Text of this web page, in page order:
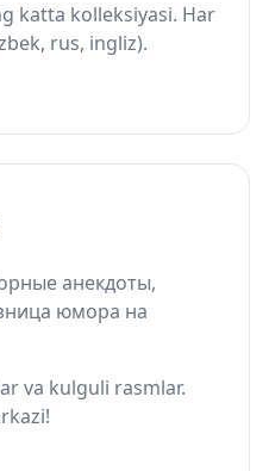
katta kolleksiyasi. Har
rus, ingliz).
анекдоты,
юмора на
va kulguli rasmlar.